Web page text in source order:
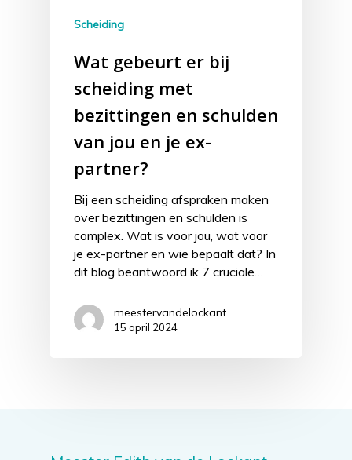
Scheiding
Wat gebeurt er bij
scheiding met
bezittingen en schulden
van jou en je ex-
partner?
Bij een scheiding afspraken maken
over bezittingen en schulden is
complex. Wat is voor jou, wat voor
je ex-partner en wie bepaalt dat? In
dit blog beantwoord ik 7 cruciale…
meestervandelockant
15 april 2024